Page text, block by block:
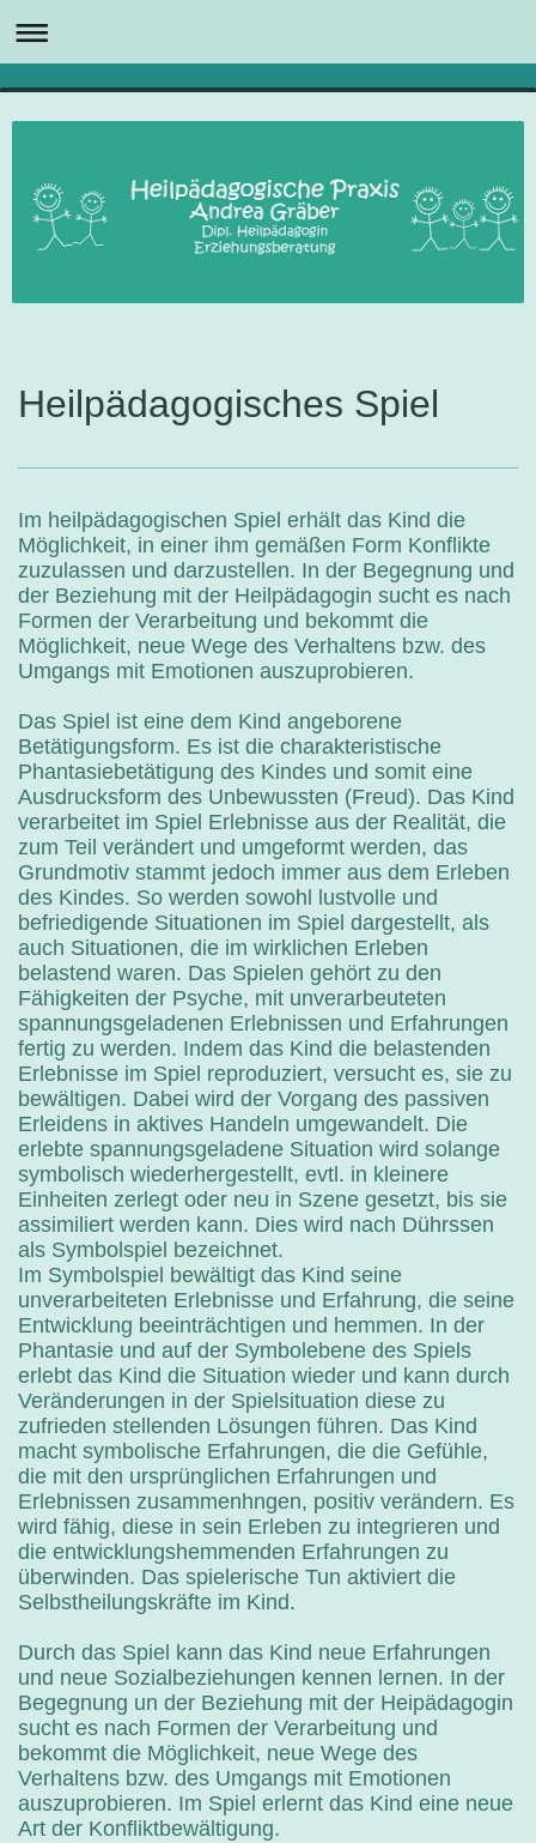
Heilpädagogisches Spiel
Im heilpädagogischen Spiel erhält das Kind die
Möglichkeit, in einer ihm gemäßen Form Konflikte
zuzulassen und darzustellen. In der Begegnung und
der Beziehung mit der Heilpädagogin sucht es nach
Formen der Verarbeitung und bekommt die
Möglichkeit, neue Wege des Verhaltens bzw. des
Umgangs mit Emotionen auszuprobieren.
Das Spiel ist eine dem Kind angeborene
Betätigungsform. Es ist die charakteristische
Phantasiebetätigung des Kindes und somit eine
Ausdrucksform des Unbewussten (Freud). Das Kind
verarbeitet im Spiel Erlebnisse aus der Realität, die
zum Teil verändert und umgeformt werden, das
Grundmotiv stammt jedoch immer aus dem Erleben
des Kindes. So werden sowohl lustvolle und
befriedigende Situationen im Spiel dargestellt, als
auch Situationen, die im wirklichen Erleben
belastend waren. Das Spielen gehört zu den
Fähigkeiten der Psyche, mit unverarbeuteten
spannungsgeladenen Erlebnissen und Erfahrungen
fertig zu werden. Indem das Kind die belastenden
Erlebnisse im Spiel reproduziert, versucht es, sie zu
bewältigen. Dabei wird der Vorgang des passiven
Erleidens in aktives Handeln umgewandelt. Die
erlebte spannungsgeladene Situation wird solange
symbolisch wiederhergestellt, evtl. in kleinere
Einheiten zerlegt oder neu in Szene gesetzt, bis sie
assimiliert werden kann. Dies wird nach Dührssen
als Symbolspiel bezeichnet.
Im Symbolspiel bewältigt das Kind seine
unverarbeiteten Erlebnisse und Erfahrung, die seine
Entwicklung beeinträchtigen und hemmen. In der
Phantasie und auf der Symbolebene des Spiels
erlebt das Kind die Situation wieder und kann durch
Veränderungen in der Spielsituation diese zu
zufrieden stellenden Lösungen führen. Das Kind
macht symbolische Erfahrungen, die die Gefühle,
die mit den ursprünglichen Erfahrungen und
Erlebnissen zusammenhngen, positiv verändern. Es
wird fähig, diese in sein Erleben zu integrieren und
die entwicklungshemmenden Erfahrungen zu
überwinden. Das spielerische Tun aktiviert die
Selbstheilungskräfte im Kind.
Durch das Spiel kann das Kind neue Erfahrungen
und neue Sozialbeziehungen kennen lernen. In der
Begegnung un der Beziehung mit der Heipädagogin
sucht es nach Formen der Verarbeitung und
bekommt die Möglichkeit, neue Wege des
Verhaltens bzw. des Umgangs mit Emotionen
auszuprobieren. Im Spiel erlernt das Kind eine neue
Art der Konfliktbewältigung.